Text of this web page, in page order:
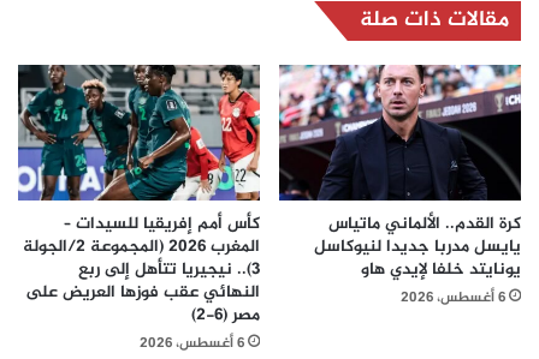
مقالات ذات صلة
كرة القدم.. الألماني ماتياس
يايسل مدربا جديدا لنيوكاسل
يونايتد خلفا لإيدي هاو
6 أغسطس، 2026
كأس أمم إفريقيا للسيدات –
المغرب 2026 (المجموعة 2/الجولة
3).. نيجيريا تتأهل إلى ربع
النهائي عقب فوزها العريض على
مصر (6-2)
6 أغسطس، 2026